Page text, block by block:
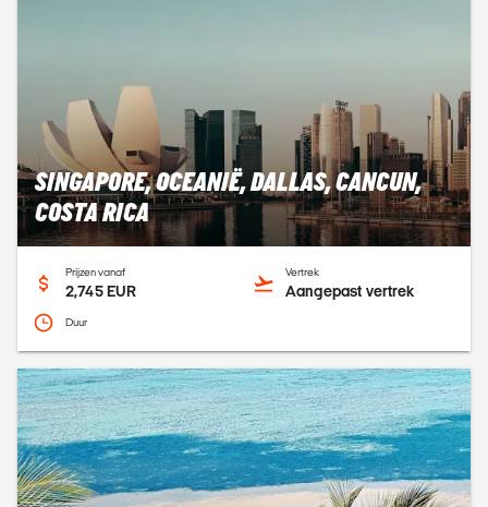
SINGAPORE, OCEANIË, DALLAS, CANCUN,
COSTA RICA
Prijzen vanaf
2,745 EUR
Duur
Vertrek
Aangepast vertrek